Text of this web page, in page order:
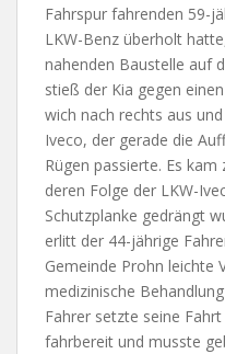
Fahrspur fahrenden 59-
LKW-Benz überholt
nahenden Baustelle auf
stieß der Kia gegen
wich nach rechts aus
Iveco, der gerade die
Rügen passierte. Es
deren Folge der LKW-
Schutzplanke gedrängt
erlitt der 44-jährige
Gemeinde Prohn leichte
medizinische
Fahrer setzte seine
fahrbereit und musste